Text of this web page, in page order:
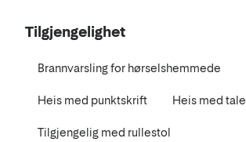
Tilgjengelighet
Brannvarsling for hørselshemmede
Heis med punktskrift Heis med tale
Tilgjengelig med rullestol